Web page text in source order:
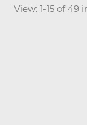
View: 1-15 of